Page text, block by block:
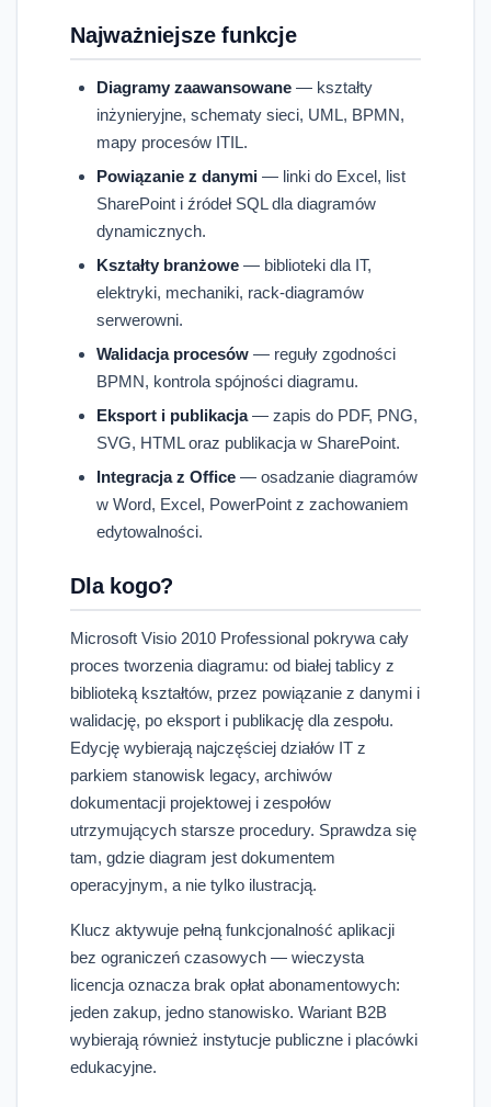
Najważniejsze funkcje
Diagramy zaawansowane — kształty
inżynieryjne, schematy sieci, UML, BPMN,
mapy procesów ITIL.
Powiązanie z danymi — linki do Excel, list
SharePoint i źródeł SQL dla diagramów
dynamicznych.
Kształty branżowe — biblioteki dla IT,
elektryki, mechaniki, rack-diagramów
serwerowni.
Walidacja procesów — reguły zgodności
BPMN, kontrola spójności diagramu.
Eksport i publikacja— zapis do PDF, PNG,
SVG, HTML oraz publikacja w SharePoint.
Integracja z Office — osadzanie diagramów
w Word, Excel, PowerPoint z zachowaniem
edytowalności.
Dla kogo?
Microsoft Visio 2010 Professional pokrywa cały
proces tworzenia diagramu: od białej tablicy z
biblioteką kształtów, przez powiązanie z danymi i
walidację, po eksport i publikację dla zespołu.
Edycję wybierają najczęściej działów IT z
parkiem stanowisk legacy, archiwów
dokumentacji projektowej i zespołów
utrzymujących starsze procedury. Sprawdza się
tam, gdzie diagram jest dokumentem
operacyjnym, a nie tylko ilustracją.
Klucz aktywuje pełną funkcjonalność aplikacji
bez ograniczeń czasowych — wieczysta
licencja oznacza brak opłat abonamentowych:
jeden zakup, jedno stanowisko. Wariant B2B
wybierają również instytucje publiczne i placówki
edukacyjne.